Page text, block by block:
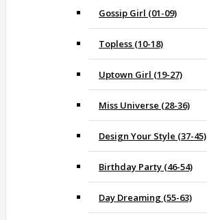
Gossip Girl (01-09)
Topless (10-18)
Uptown Girl (19-27)
Miss Universe (28-36)
Design Your Style (37-45)
Birthday Party (46-54)
Day Dreaming (55-63)